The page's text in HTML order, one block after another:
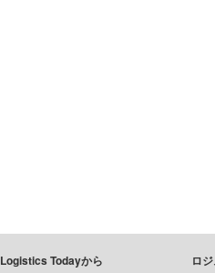
Logistics Todayから ロ